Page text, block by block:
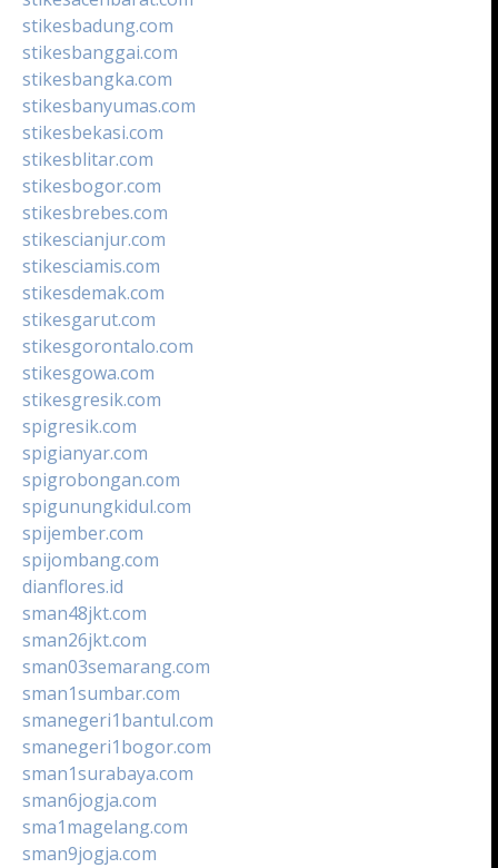
stikesbadung.com
stikesbanggai.com
stikesbangka.com
stikesbanyumas.com
stikesbekasi.com
stikesblitar.com
stikesbogor.com
stikesbrebes.com
stikescianjur.com
stikesciamis.com
stikesdemak.com
stikesgarut.com
stikesgorontalo.com
stikesgowa.com
stikesgresik.com
spigresik.com
spigianyar.com
spigrobongan.com
spigunungkidul.com
spijember.com
spijombang.com
dianflores.id
sman48jkt.com
sman26jkt.com
sman03semarang.com
sman1sumbar.com
smanegeri1bantul.com
smanegeri1bogor.com
sman1surabaya.com
sman6jogja.com
sma1magelang.com
sman9jogja.com